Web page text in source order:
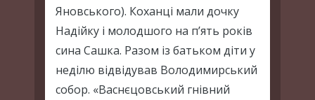
Яновського). Коханці мали дочку
Надійку і молодшого на п’ять років
сина Сашка. Разом із батьком діти у
неділю відвідував Володимирський
собор. «Васнєцовський гнівний